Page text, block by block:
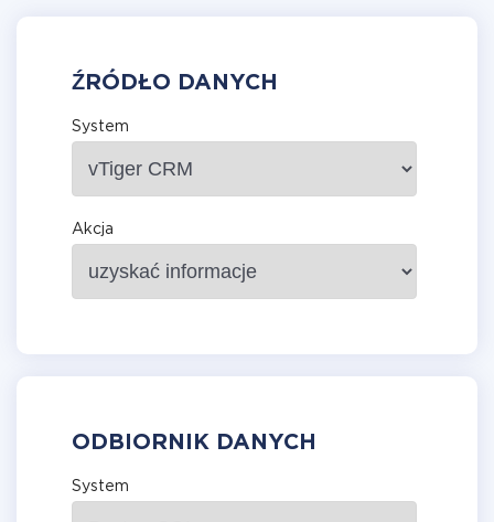
ŹRÓDŁO DANYCH
System
Akcja
ODBIORNIK DANYCH
System